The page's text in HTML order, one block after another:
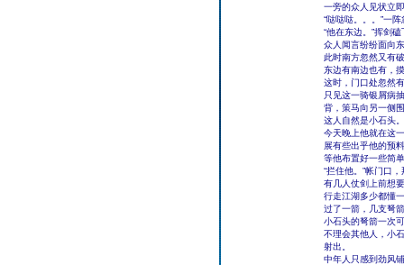
一旁的众人见状立
“哒哒哒。。。”一
“他在东边。”挥剑
众人闻言纷纷面向
此时南方忽然又有
东边有南边也有，
这时，门口处忽然
只见这一骑银屑病
背，策马向另一侧
这人自然是小石头。
今天晚上他就在这
展有些出乎他的预
等他布置好一些简
“拦住他。”帐门口
有几人仗剑上前想
行走江湖多少都懂
过了一箭，几支弩
小石头的弩箭一次
不理会其他人，小
射出。
中年人只感到劲风